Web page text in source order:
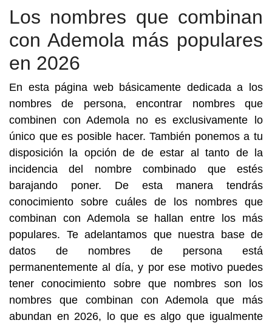
Los nombres que combinan
con Ademola más populares
en 2026
En esta página web básicamente dedicada a los
nombres de persona, encontrar nombres que
combinen con Ademola no es exclusivamente lo
único que es posible hacer. También ponemos a tu
disposición la opción de de estar al tanto de la
incidencia del nombre combinado que estés
barajando poner. De esta manera tendrás
conocimiento sobre cuáles de los nombres que
combinan con Ademola se hallan entre los más
populares. Te adelantamos que nuestra base de
datos de nombres de persona está
permanentemente al día, y por ese motivo puedes
tener conocimiento sobre que nombres son los
nombres que combinan con Ademola que más
abundan en 2026, lo que es algo que igualmente